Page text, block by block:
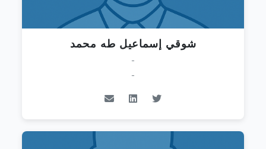
شوقي إسماعيل طه محمد
-
-